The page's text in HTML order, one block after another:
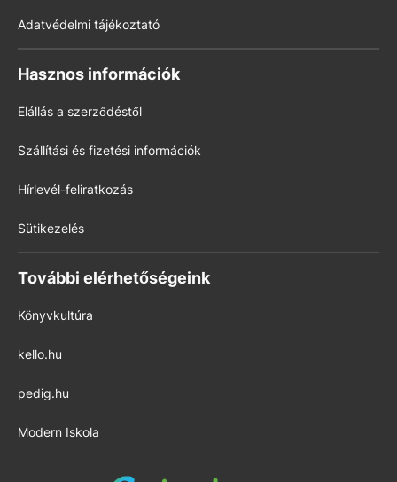
Adatvédelmi tájékoztató
Hasznos információk
Elállás a szerződéstől
Szállítási és fizetési információk
Hírlevél-feliratkozás
Sütikezelés
További elérhetőségeink
Könyvkultúra
kello.hu
pedig.hu
Modern Iskola